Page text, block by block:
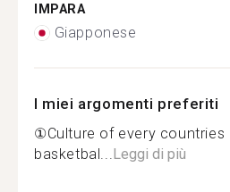
IMPARA
Giapponese
I miei argomenti preferiti
①Culture of every
basketbal...Leggi di più